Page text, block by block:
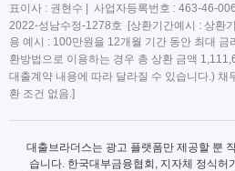
표이사 : 권현수 | 사업자등록번호 : 463-46-
2022-성남수정-1278호 [상환기간예시 : 상환
용 예시 : 100만원을 12개월 기간 동안 최대
환방법으로 이용하는 경우 총 상환 금액
대출계약 내용에 따라 달라질 수 있습니다.) 채
환 조건 없음.]
대출브라더스는 광고 플랫폼만 제공할 뿐
습니다. 한국대부금융협회, 지자체 정식허